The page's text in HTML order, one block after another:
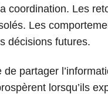
coordination. Les
Les
décisions futures.
de partager
lorsqu’ils